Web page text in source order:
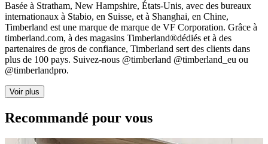
Basée à Stratham, New Hampshire, États-Unis, avec des bureaux
internationaux à Stabio, en Suisse, et à Shanghai, en Chine,
Timberland est une marque de marque de VF Corporation. Grâce à
timberland.com, à des magasins Timberland®dédiés et à des
partenaires de gros de confiance, Timberland sert des clients dans
plus de 100 pays. Suivez-nous @timberland @timberland_eu ou
@timberlandpro.
Voir plus
Recommandé pour vous